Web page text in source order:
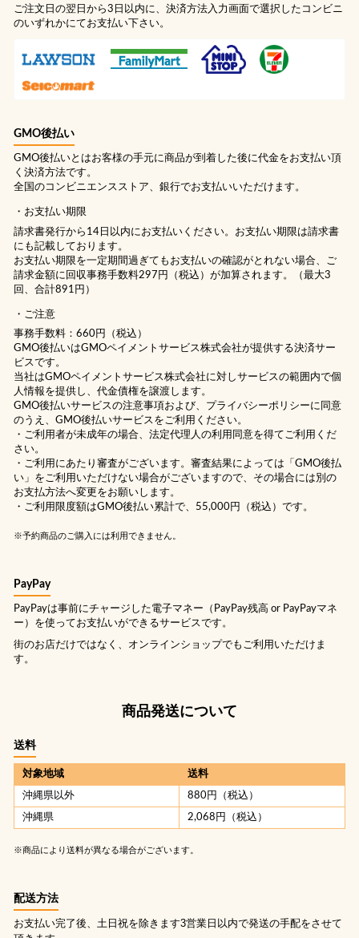
ご注文日の翌日から3日以内に、決済方法入力画面で選択したコンビニ
のいずれかにてお支払い下さい。
GMO後払い
GMO後払いとはお客様の手元に商品が到着した後に代金をお支払い頂
く決済方法です。
全国のコンビニエンスストア、銀行でお支払いいただけます。
お支払い期限
請求書発行から14日以内にお支払いください。お支払い期限は請求書
にも記載しております。
お支払い期限を一定期間過ぎてもお支払いの確認がとれない場合、ご
請求金額に回収事務手数料297円（税込）が加算されます。（最大3
回、合計891円）
ご注意
事務手数料：660円（税込）
GMO後払いはGMOペイメントサービス株式会社が提供する決済サー
ビスです。
当社はGMOペイメントサービス株式会社に対しサービスの範囲内で個
人情報を提供し、代金債権を譲渡します。
GMO後払いサービスの注意事項および、 プライバシーポリシーに同意
のうえ、GMO後払いサービスをご利用ください。
・ご利用者が未成年の場合、法定代理人の利用同意を得てご利用くだ
さい。
・ご利用にあたり審査がございます。審査結果によっては「GMO後払
い」をご利用いただけない場合がございますので、その場合には別の
お支払方法へ変更をお願いします。
・ご利用限度額はGMO後払い累計で、55,000円（税込）です。
※予約商品のご購入には利用できません。
PayPay
PayPayは事前にチャージした電子マネー（PayPay残高 or PayPayマネ
ー）を使ってお支払いができるサービスです。
街のお店だけではなく、オンラインショップでもご利用いただけま
す。
商品発送について
送料
対象地域 送料
沖縄県以外 880円（税込）
沖縄県 2,068円（税込）
※商品により送料が異なる場合がございます。
配送方法
お支払い完了後、土日祝を除きます3営業日以内で発送の手配をさせて